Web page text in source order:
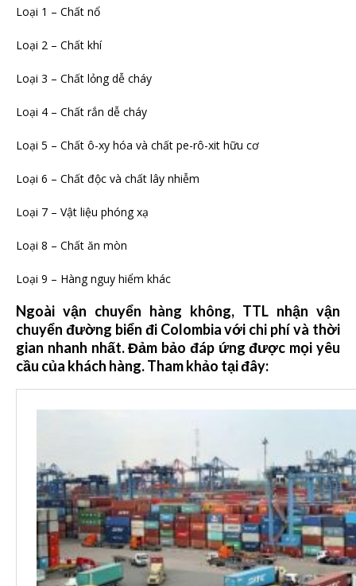
Loại 1 – Chất nổ
Loại 2 – Chất khí
Loại 3 – Chất lỏng dễ cháy
Loại 4 – Chất rắn dễ cháy
Loại 5 – Chất ô-xy hóa và chất pe-rô-xit hữu cơ
Loại 6 – Chất độc và chất lây nhiễm
Loại 7 – Vật liệu phóng xạ
Loại 8 – Chất ăn mòn
Loại 9 – Hàng nguy hiểm khác
Ngoài vận chuyển hàng không, TTL nhận vận
chuyển đường biển đi Colombia với chi phí và thời
gian nhanh nhất. Đảm bảo đáp ứng được mọi yêu
cầu của khách hàng. Tham khảo tại đây: